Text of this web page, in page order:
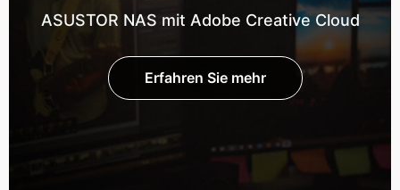
ASUSTOR NAS mit Adobe Creative Cloud
Erfahren Sie mehr